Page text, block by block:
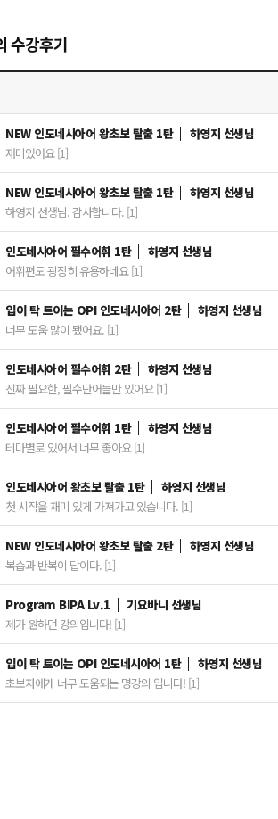
수강후기
NEW 인도네시아어 왕초보 탈출 1탄
하영지 선생님
재미있어요 [1]
NEW 인도네시아어 왕초보 탈출 1탄
하영지 선생님
하영지 선생님. 감사합니다. [1]
인도네시아어 필수어휘 1탄
하영지 선생님
어휘편도 굉장히 유용하네요 [1]
입이 탁 트이는 OPI 인도네시아어 2탄
하영지 선생님
너무 도움 많이 됐어요. [1]
인도네시아어 필수어휘 2탄
하영지 선생님
진짜 필요한, 필수단어들만 있어요 [1]
인도네시아어 필수어휘 1탄
하영지 선생님
테마별로 있어서 너무 좋아요 [1]
인도네시아어 왕초보 탈출 1탄
하영지 선생님
첫 시작을 재미 있게 가져가고 있습니다. [1]
NEW 인도네시아어 왕초보 탈출 2탄
하영지 선생님
복습과 반복이 답이다. [1]
Program BIPA Lv.1
기요바니 선생님
제가 원하던 강의입니다! [1]
입이 탁 트이는 OPI 인도네시아어 1탄
하영지 선생님
초보자에게 너무 도움되는 명강의 입니다! [1]